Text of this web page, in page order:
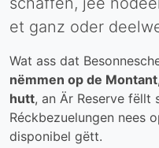
et ganz oder
Wat ass dat
nëmmen op de
hutt, an Är Reserve fëllt
Réckbezuelungen nees
disponibel gëtt.